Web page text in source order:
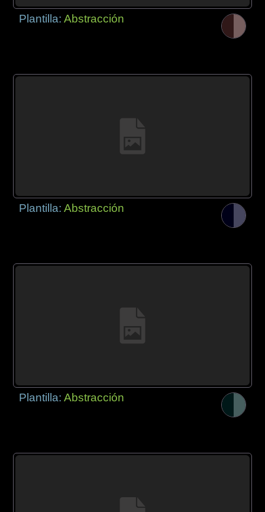
Plantilla:Abstracción
Plantilla:Abstracción
Plantilla:Abstracción